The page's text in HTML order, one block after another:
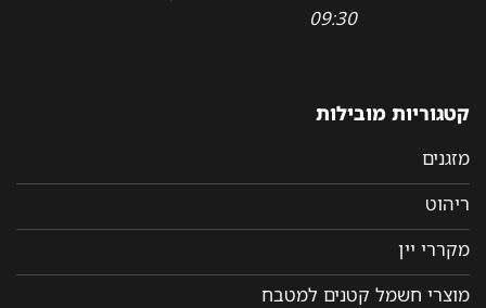
09:30
קטגוריות מובילות
מזגנים
ריהוט
מקררי יין
מוצרי חשמל קטנים למטבח